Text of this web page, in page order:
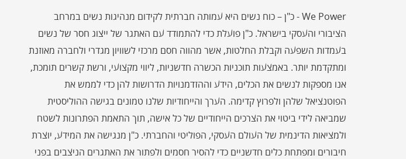
We Power - כ"ן – כוח נשים היא עמותה חברתית לקידום מנהיגות נשים במרחב
הציבורי והעסקי בישראל. כ"ן פועלת כדי להתמודד עם האתגר של ייצוג חסר של נשים
בעמדות השפעה וקבלת החלטות, אשר מהווה חסם מרכזי לשוויון מגדרי ולחברה מאוזנת
ומתקדמת יותר. באמצעות תוכניות הכשרה חדשניות, ליווי מקצועי, ורשת קשרים תומכת,
אנו מספקות לנשים את הכלים, הידע וההזדמנויות הדרושות להן כדי לממש את
הפוטנציאל שלהן ולפרוץ קדימה. הערך והייחודיות שלנו טמונים בגישה ההוליסטית
שמביאה לידי ביטוי את הצרכים הייחודיים של כל אישה, תוך התאמת הפתרונות לשטח
ולמציאות הדינמית של העולם העסקי, הפוליטי והחברתי. כ"ן מנגישה את המידע, יוצרת
חיבורים ומפתחת כלים חדשניים כדי להסיר חסמים ולפתור את האתגרים הניצבים בפני